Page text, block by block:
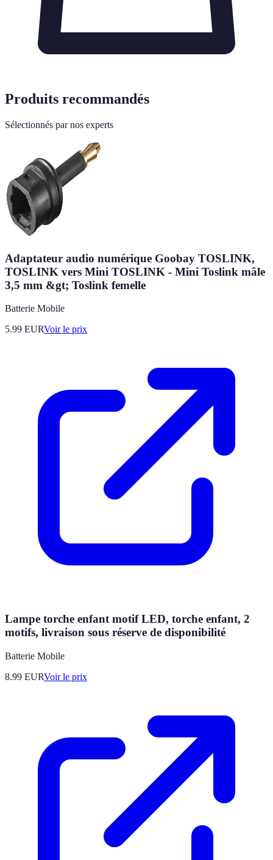
Produits recommandés
Sélectionnés par nos experts
Adaptateur audio numérique Goobay TOSLINK,
TOSLINK vers Mini TOSLINK - Mini Toslink mâle
3,5 mm &gt; Toslink femelle
Batterie Mobile
5.99 EURVoir le prix
Lampe torche enfant motif LED, torche enfant, 2
motifs, livraison sous réserve de disponibilité
Batterie Mobile
8.99 EURVoir le prix